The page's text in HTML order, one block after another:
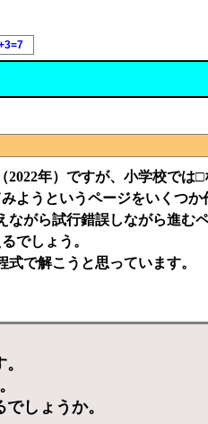
年）ですが、小学校では
ようというページをいくつか
ながら試行錯誤しながら進むペ
でしょう。
で解こうと思っています。
しょうか。